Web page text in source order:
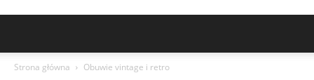
Strona główna Obuwie vintage i retro